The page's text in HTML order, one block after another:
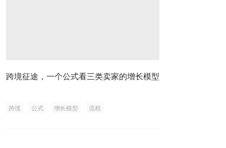
跨境征途，一个公式看三类卖家的增长模型
跨境 公式 增长模型 流程